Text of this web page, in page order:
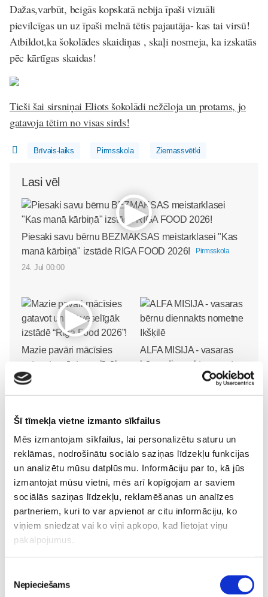
Šī tīmekļa vietne izmanto sīkfailus
Mēs izmantojam sīkfailus, lai personalizētu saturu un
reklāmas, nodrošinātu sociālo saziņas līdzekļu funkcijas
un analizētu mūsu datplūsmu. Informāciju par to, kā jūs
izmantojat mūsu vietni, mēs arī kopīgojam ar saviem
sociālās saziņas līdzekļu, reklamēšanas un analīzes
partneriem, kuri to var apvienot ar citu informāciju, ko
viņiem sniedzat vai ko viņi apkopo, kad lietojat viņu
pakalpojumus.
izvēle
Nepieciešams
Dažas,varbūt, beigās kopskatā nebija īpaši vizuāli
pievilcīgas un uz īpaši melnā tētis pajautāja- kas tai virsū!
Atbildot,ka šokolādes skaidiņas , skaļi nosmeja, ka izskatās
pēc kārtīgas skaidas!
Tieši šai sirsniņai Eliots šokolādi nežēloja un protams, jo
gatavoja tētim no visas sirds!
Brīvais-laiks Pirmsskola Ziemassvētki
Lasi vēl
Piesaki savu bērnu BEZMAKSAS meistarklasei "Kas
manā kārbiņā" izstādē RIGA FOOD 2026!
Pirmsskola
24. Jul 00:00
Mazie pavāri mācīsies
gatavot un ēst veselīgāk
izstādē “Riga Food 2026”!
ALFA MISIJA - vasaras
bērnu diennakts nometne
Pirmsskola
30. May 12:43
„LEĢENDĀRIE” - episks
piedzīvojums visai
ģimenei kinoteātros no